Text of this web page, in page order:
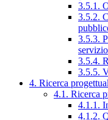
3.5.1.
3.5.2.
3.5.3.
servizio
3.5.4.
3.5.5.
4. Ricerca
4.1. Ricerca
4.1.1.
4.1.2.